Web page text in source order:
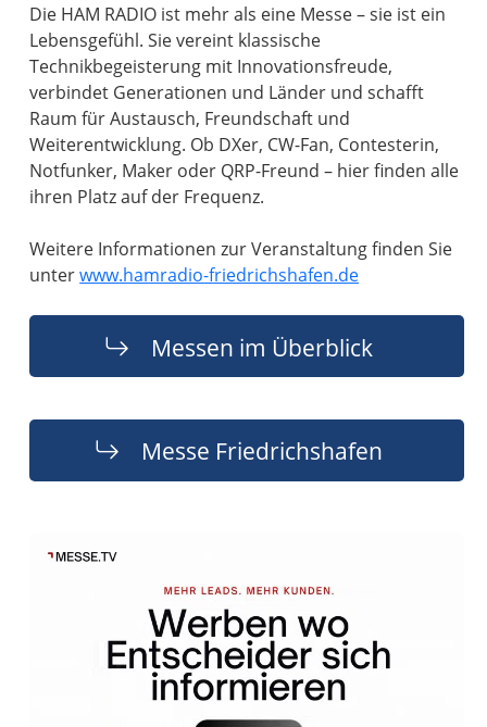
Die HAM RADIO ist mehr als eine Messe – sie ist ein
Lebensgefühl. Sie vereint klassische
Technikbegeisterung mit Innovationsfreude,
verbindet Generationen und Länder und schafft
Raum für Austausch, Freundschaft und
Weiterentwicklung. Ob DXer, CW-Fan, Contesterin,
Notfunker, Maker oder QRP-Freund – hier finden alle
ihren Platz auf der Frequenz.
Weitere Informationen zur Veranstaltung finden Sie
unterwww.hamradio-friedrichshafen.de
Messen im Überblick
Messe Friedrichshafen